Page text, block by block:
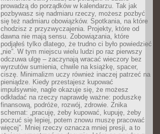
prowadzą do porządków w kalendarzu. Tak jak
pozbywasz się nadmiaru rzeczy, możesz pozbyć
się też nadmiaru obowiązków. Spotkania, na które
chodzisz z przyzwyczajenia. Projekty, które od
dawna nie mają sensu. Zobowiązania, które
podjąłeś tylko dlatego, że trudno ci było powiedzieć
„nie”. W tym miejscu wielu ludzi po raz pierwszy
odczuwa ulgę – zaczynają wracać wieczory bez
wyrzutów sumienia, chwile na książkę, spacer,
ciszę. Minimalizm uczy również inaczej patrzeć na
pieniądze. Kiedy przestajesz kupować
impulsywnie, nagle okazuje się, że możesz
odkładać na rzeczy naprawdę ważne: poduszkę
finansową, podróże, rozwój, zdrowie. Znika
schemat: „pracuję, żeby kupować, kupuję, żeby
poczuć się lepiej, potem znowu muszę pracować
więcej”. Mniej rzeczy oznacza mniej presji, a to